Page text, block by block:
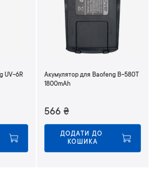
UV-6R
Акумулятор для Baofeng B-580T
1800mAh
566 ₴
ДОДАТИ ДО
КОШИКА